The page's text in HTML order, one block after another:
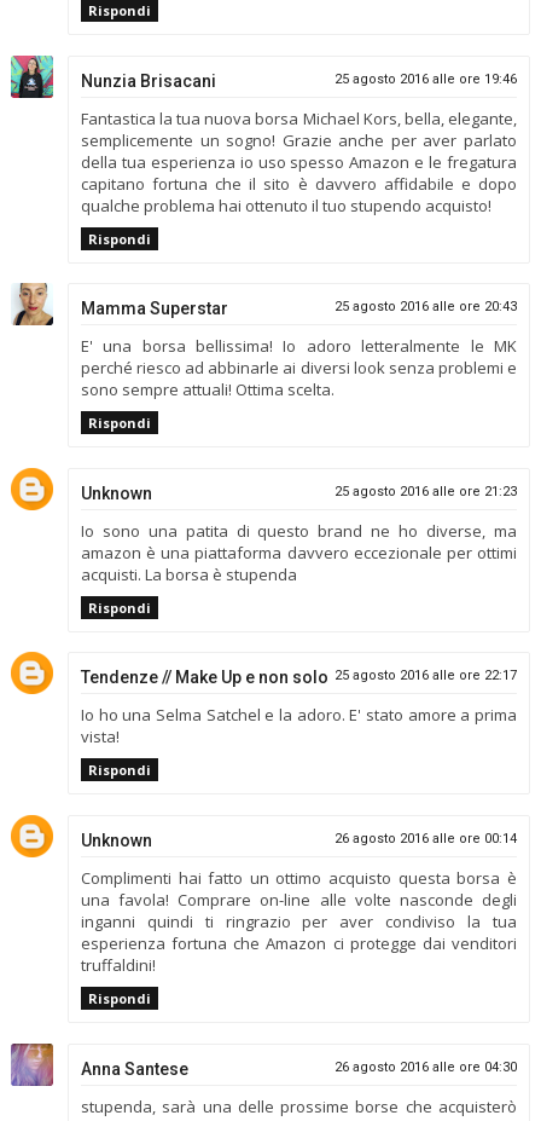
Rispondi
Nunzia Brisacani 25 agosto 2016 alle ore 19:46
Fantastica la tua nuova borsa Michael Kors, bella, elegante,
semplicemente un sogno! Grazie anche per aver parlato
della tua esperienza io uso spesso Amazon e le fregatura
capitano fortuna che il sito è davvero affidabile e dopo
qualche problema hai ottenuto il tuo stupendo acquisto!
Rispondi
Mamma Superstar 25 agosto 2016 alle ore 20:43
E' una borsa bellissima! Io adoro letteralmente le MK
perché riesco ad abbinarle ai diversi look senza problemi e
sono sempre attuali! Ottima scelta.
Rispondi
Unknown 25 agosto 2016 alle ore 21:23
Io sono una patita di questo brand ne ho diverse, ma
amazon è una piattaforma davvero eccezionale per ottimi
acquisti. La borsa è stupenda
Rispondi
Tendenze // Make Up e non solo 25 agosto 2016 alle ore 22:17
Io ho una Selma Satchel e la adoro. E' stato amore a prima
vista!
Rispondi
Unknown 26 agosto 2016 alle ore 00:14
Complimenti hai fatto un ottimo acquisto questa borsa è
una favola! Comprare on-line alle volte nasconde degli
inganni quindi ti ringrazio per aver condiviso la tua
esperienza fortuna che Amazon ci protegge dai venditori
truffaldini!
Rispondi
Anna Santese 26 agosto 2016 alle ore 04:30
stupenda, sarà una delle prossime borse che acquisterò